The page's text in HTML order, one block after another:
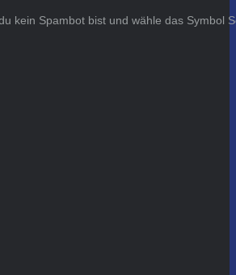
kein Spambot bist und wähle das Symbol